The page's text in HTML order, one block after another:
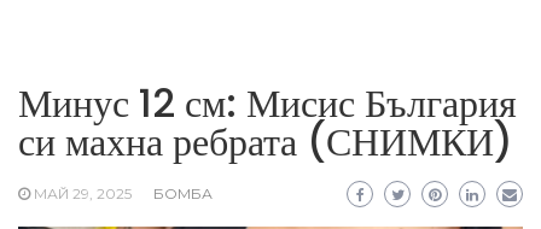
Минус 12 см: Мисис България
си махна ребрата (СНИМКИ)
МАЙ 29, 2025 БОМБА